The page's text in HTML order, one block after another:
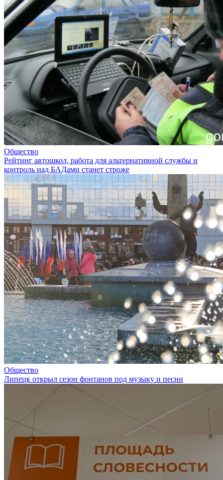
Общество
Рейтинг автошкол, работа для альтернативной службы и
контроль над БАДами станет строже
Общество
Липецк открыл сезон фонтанов под музыку и песни